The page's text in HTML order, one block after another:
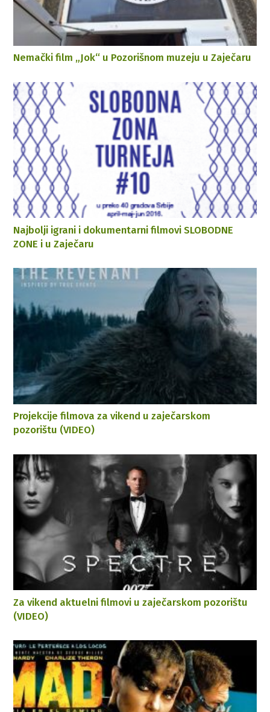
Nemački film „Jok“ u Pozorišnom muzeju u Zaječaru
Najbolji igrani i dokumentarni filmovi SLOBODNE
ZONE i u Zaječaru
Projekcije filmova za vikend u zaječarskom
pozorištu (VIDEO)
Za vikend aktuelni filmovi u zaječarskom pozorištu
(VIDEO)